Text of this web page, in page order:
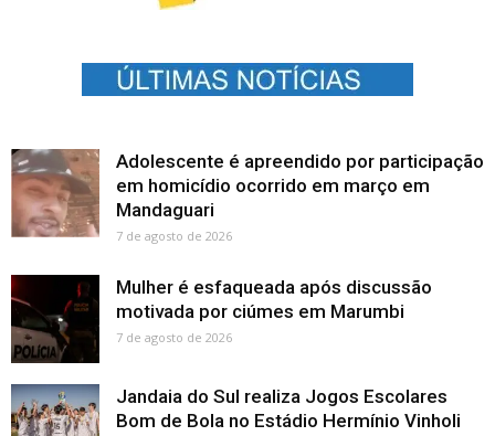
Adolescente é apreendido por participação
em homicídio ocorrido em março em
Mandaguari
7 de agosto de 2026
Mulher é esfaqueada após discussão
motivada por ciúmes em Marumbi
7 de agosto de 2026
Jandaia do Sul realiza Jogos Escolares
Bom de Bola no Estádio Hermínio Vinholi